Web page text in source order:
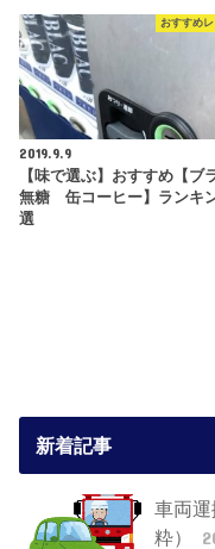
おすすめ
2019.9.9
【味で選ぶ】おすすめ【ブ
無糖 缶コーヒー】ランキ
選
新着記事
車両
粋）